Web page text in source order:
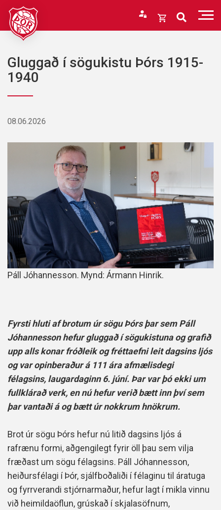
Fara
efni
Opna
Karfan þín
Loka
Karfan er tóm.
Gluggað í sögukistu Þórs 1915-
1940
08.06.2026
Páll Jóhannesson. Mynd: Ármann Hinrik.
Fyrsti hluti af brotum úr sögu Þórs þar sem Páll
Jóhannesson hefur gluggað í sögukistuna og grafið
upp alls konar fróðleik og fréttaefni leit dagsins ljós
og var opinberaður á 111 ára afmælisdegi
félagsins, laugardaginn 6. júní. Þar var þó ekki um
fullklárað verk, en nú hefur verið bætt inn því sem
þar vantaði á og bætt úr nokkrum hnökrum.
Brot úr sögu Þórs hefur nú litið dagsins ljós á
rafrænu formi, aðgengilegt fyrir öll þau sem vilja
fræðast um sögu félagsins. Páll Jóhannesson,
heiðursfélagi í Þór, sjálfboðaliði í félaginu til áratuga
og fyrrverandi stjórnarmaður, hefur lagt í mikla vinnu
við heimildaöflun, grúskað í skjalasöfnum,